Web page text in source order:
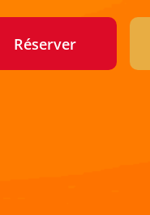
Réserver